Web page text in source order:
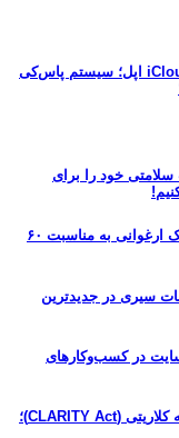
افشای نشت آدرس IP در iCloud Private Relay اپل؛ سیستم پاس‌کی
سلامتی خود را برای
رونمایی از دوج چارجر ۲۰۲۷ با رنگ نوستالژیک ارغوانی به مناسبت ۶۰
سیری در جدیدترین
در کسب‌وکارهای
پایان مخالفت انجمن کلانترهای آمریکا با لایحه کلاریتی (CLARITY Act)؛